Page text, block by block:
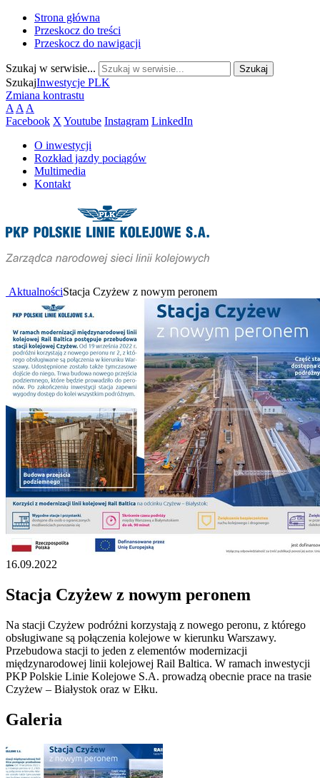
Strona główna
Przeskocz do treści
Przeskocz do nawigacji
Szukaj w serwisie...
SzukajInwestycje PLK
Zmiana kontrastu
A A A
Facebook X Youtube Instagram LinkedIn
O inwestycji
Rozkład jazdy pociągów
Multimedia
Kontakt
AktualnościStacja Czyżew z nowym peronem
16.09.2022
Stacja Czyżew z nowym peronem
Na stacji Czyżew podróżni korzystają z nowego peronu, z którego
obsługiwane są połączenia kolejowe w kierunku Warszawy.
Przebudowa stacji to jeden z elementów modernizacji
międzynarodowej linii kolejowej Rail Baltica. W ramach inwestycji
PKP Polskie Linie Kolejowe S.A. prowadzą obecnie prace na trasie
Czyżew – Białystok oraz w Ełku.
Galeria